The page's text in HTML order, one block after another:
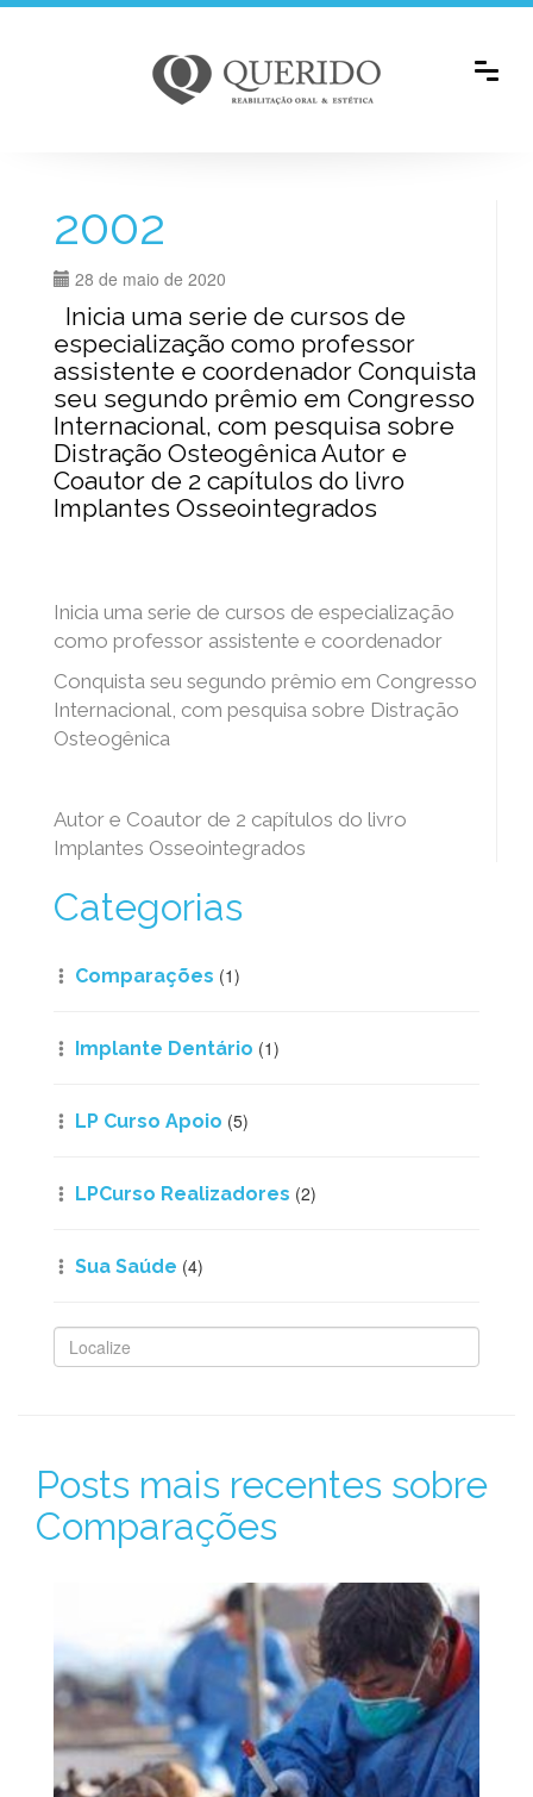
2002
28 de maio de 2020
Inicia uma serie de cursos de
especialização como professor
assistente e coordenador Conquista
seu segundo prêmio em Congresso
Internacional, com pesquisa sobre
Distração Osteogênica Autor e
Coautor de 2 capítulos do livro
Implantes Osseointegrados
Inicia uma serie de cursos de especialização
como professor assistente e coordenador
Conquista seu segundo prêmio em Congresso
Internacional, com pesquisa sobre Distração
Osteogênica
Autor e Coautor de 2 capítulos do livro
Implantes Osseointegrados
Categorias
Comparações (1)
Implante Dentário (1)
LP Curso Apoio (5)
LPCurso Realizadores (2)
Sua Saúde (4)
Posts mais recentes sobre
Comparações